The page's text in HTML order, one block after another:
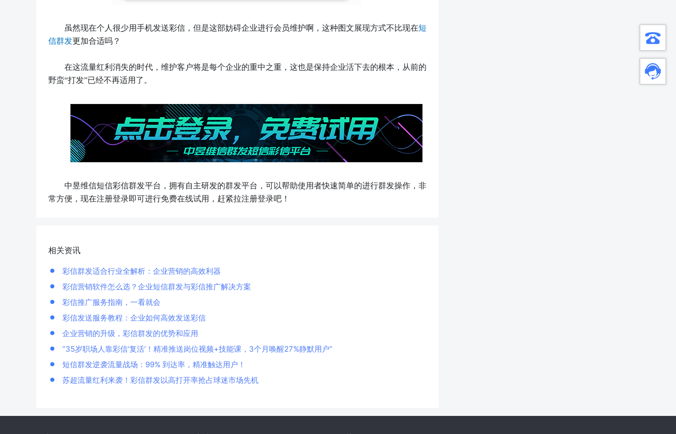
虽然现在个人很少用手机发送彩信，但是这部妨碍企业进行会员维护啊，这种图文展现方式不比现在短
信群发更加合适吗？
在这流量红利消失的时代，维护客户将是每个企业的重中之重，这也是保持企业活下去的根本，从前的
野蛮“打发”已经不再适用了。
中昱维信短信彩信群发平台，拥有自主研发的群发平台，可以帮助使用者快速简单的进行群发操作，非
常方便，现在注册登录即可进行免费在线试用，赶紧拉注册登录吧！
相关资讯
彩信群发适合行业全解析：企业营销的高效利器
彩信营销软件怎么选？企业短信群发与彩信推广解决方案
彩信推广服务指南，一看就会
彩信发送服务教程：企业如何高效发送彩信
企业营销的升级，彩信群发的优势和应用
“35岁职场人靠彩信‘复活’！精准推送岗位视频+技能课，3个月唤醒27%静默用户”
短信群发逆袭流量战场：99% 到达率，精准触达用户！
苏超流量红利来袭！彩信群发以高打开率抢占球迷市场先机